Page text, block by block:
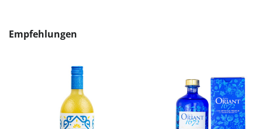
Produktgalerie überspringen
Empfehlungen